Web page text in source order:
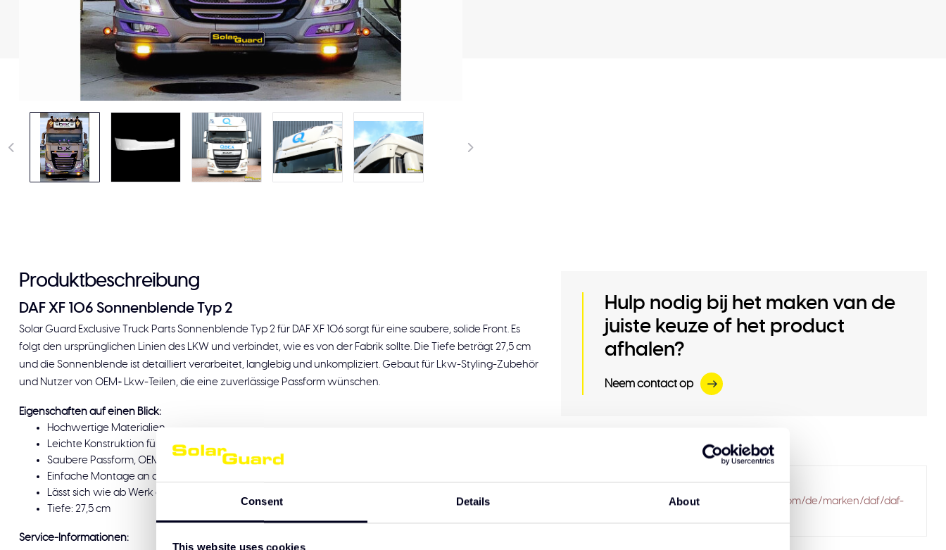
Consent Details About
This website uses cookies
Produktbeschreibung
DAF XF 106 Sonnenblende Typ 2
Solar Guard Exclusive Truck Parts Sonnenblende Typ 2 für DAF XF 106 sorgt für eine saubere, solide Front. Es
folgt den ursprünglichen Linien des LKW und verbindet, wie es von der Fabrik sollte. Die Tiefe beträgt 27,5 cm
und die Sonnenblende ist detailliert verarbeitet, langlebig und unkompliziert. Gebaut für Lkw-Styling-Zubehör
und Nutzer von OEM+ Lkw-Teilen, die eine zuverlässige Passform wünschen.
Eigenschaften auf einen Blick:
Hochwertige Materialien
Leichte Konstruktion für einfache Handhabung
Saubere Passform, OEM+ Konstruktion
Einfache Montage an den Originalbefestigungspunkten
Lässt sich wie ab Werk anschließen und folgt den originalen Leitungen
Tiefe: 27,5 cm
Service-Informationen:
Hulp nodig bij het maken van de
juiste keuze of het product
afhalen?
Neem contact op
Ergänzende Produkte
TypeError: Failed to fetch
https://www.solarguardexclusivetruckparts.com/de/marken/daf/daf-